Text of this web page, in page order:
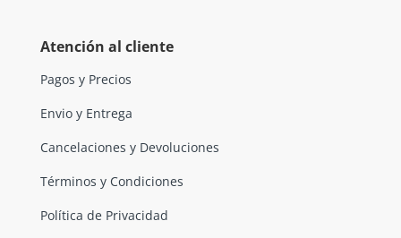
Atención al cliente
Pagos y Precios
Envio y Entrega
Cancelaciones y Devoluciones
Términos y Condiciones
Política de Privacidad